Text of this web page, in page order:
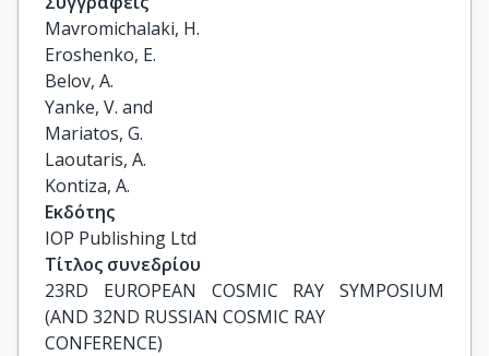
Mavromichalaki, H.
Eroshenko, E.
Belov, A.
Yanke, V. and
Mariatos, G.
Laoutaris, A.
Kontiza, A.
Εκδότης
IOP Publishing Ltd
Τίτλος συνεδρίου
23RD EUROPEAN COSMIC RAY SYMPOSIUM
(AND 32ND RUSSIAN COSMIC RAY
CONFERENCE)